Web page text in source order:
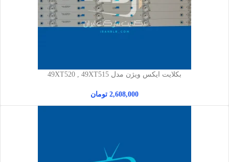
بکلایت ایکس ویژن مدل 49XT520 , 49XT515
2,608,000 تومان